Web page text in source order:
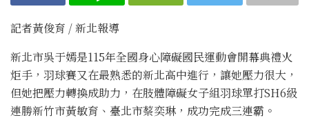
記者黃俊育 / 新北報導
新北市吳于嫣是115年全國身心障礙國民運動會開幕典禮火
炬手，羽球賽又在最熟悉的新北高中進行，讓她壓力很大，
但她把壓力轉換成助力，在肢體障礙女子組羽球單打SH6級
連勝新竹市黃敏育、臺北市蔡奕琳，成功完成三連霸。